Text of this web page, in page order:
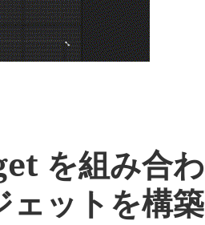
を組み合わ
ェットを構築